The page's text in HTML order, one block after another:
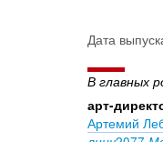
Дата
В главных
арт-
Артемий